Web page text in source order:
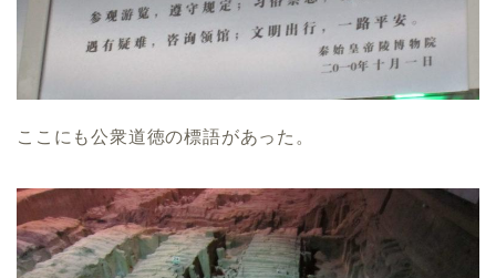
ここにも公衆道徳の標語があった。